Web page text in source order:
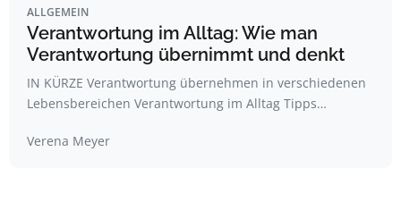
ALLGEMEIN
Verantwortung im Alltag: Wie man
Verantwortung übernimmt und denkt
IN KÜRZE Verantwortung übernehmen in verschiedenen
Lebensbereichen Verantwortung im Alltag Tipps…
Verena Meyer